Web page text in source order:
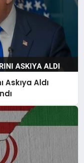
Askıya Aldı